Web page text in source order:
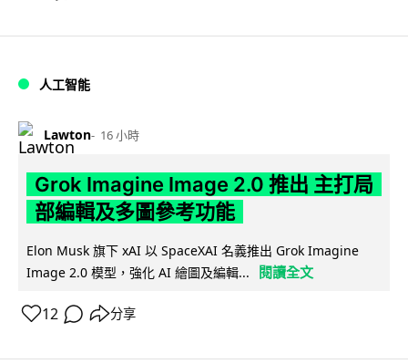
人工智能
Lawton 16 小時
Grok Imagine Image 2.0 推出 主打局
部編輯及多圖參考功能
Elon Musk 旗下 xAI 以 SpaceXAI 名義推出 Grok Imagine
Image 2.0 模型，強化 AI 繪圖及編輯...
閱讀全文
12 分享